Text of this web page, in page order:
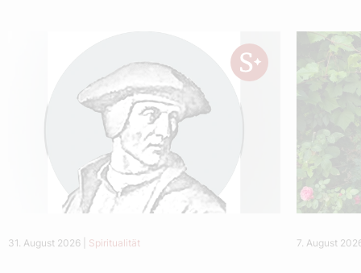
31. August 2026 Spiritualität 7. August